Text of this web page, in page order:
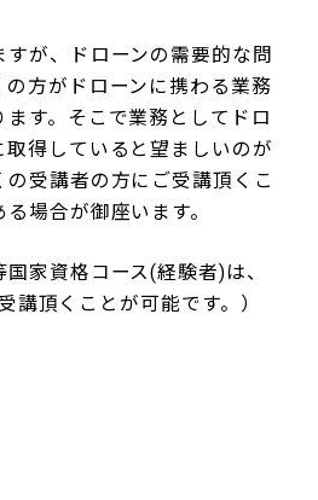
が、ドローンの需要的な問
方がドローンに携わる業務
す。そこで業務としてドロ
得していると望ましいのが
受講者の方にご受講頂くこ
場合が御座います。
国家資格コース(経験者)は、
講頂くことが可能です。）